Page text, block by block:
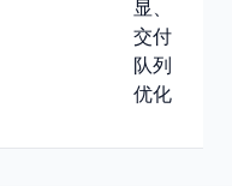
显、
交付
队列
优化